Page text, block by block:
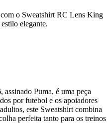
o Sweatshirt RC Lens King
elegante.
Puma, é uma peça
por futebol e os apoiadores
este Sweatshirt combina
perfeita tanto para os treinos